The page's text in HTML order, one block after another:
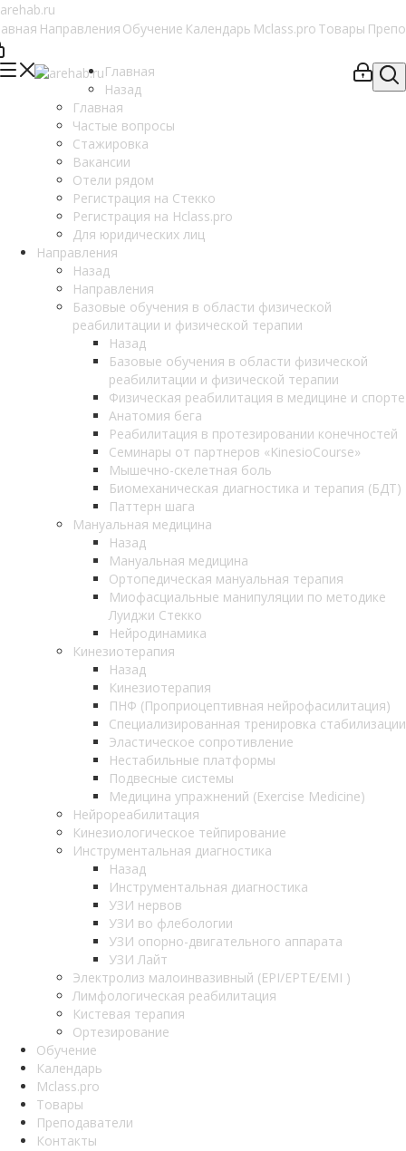
Направления Обучение Календарь Mclass.pro Товары
Главная
Назад
Главная
Частые вопросы
Стажировка
Вакансии
Отели рядом
Регистрация на Стекко
Регистрация на Hclass.pro
Для юридических лиц
Направления
Назад
Направления
Базовые обучения в области физической
реабилитации и физической терапии
Назад
Базовые обучения в области физической
реабилитации и физической терапии
Физическая реабилитация в медицине и спорте
Анатомия бега
Реабилитация в протезировании конечностей
Семинары от партнеров «KinesioCourse»
Мышечно-скелетная боль
Биомеханическая диагностика и терапия (БДТ)
Паттерн шага
Мануальная медицина
Назад
Мануальная медицина
Ортопедическая мануальная терапия
Миофасциальные манипуляции по методике
Луиджи Стекко
Нейродинамика
Кинезиотерапия
Назад
Кинезиотерапия
ПНФ (Проприоцептивная нейрофасилитация)
Специализированная тренировка стабилизации
Эластическое сопротивление
Нестабильные платформы
Подвесные системы
Медицина упражнений (Exercise Medicine)
Нейрореабилитация
Кинезиологическое тейпирование
Инструментальная диагностика
Назад
Инструментальная диагностика
УЗИ нервов
УЗИ во флебологии
УЗИ опорно-двигательного аппарата
УЗИ Лайт
Электролиз малоинвазивный (EPI/EPTE/EMI )
Лимфологическая реабилитация
Кистевая терапия
Ортезирование
Обучение
Календарь
Mclass.pro
Товары
Преподаватели
Контакты